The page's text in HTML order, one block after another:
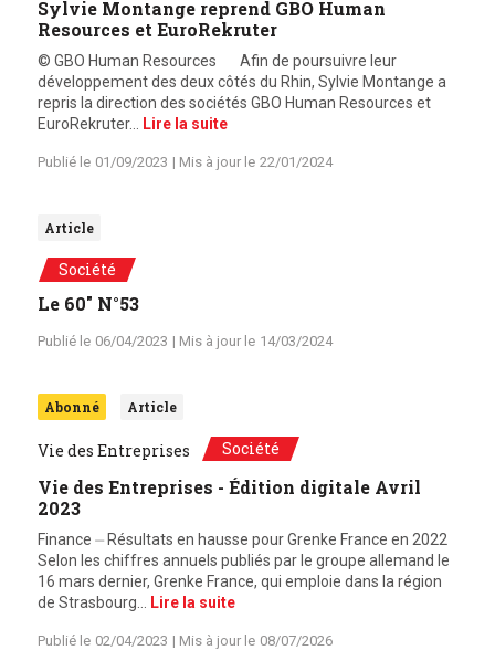
Sylvie Montange reprend GBO Human
Resources et EuroRekruter
© GBO Human Resources Afin de poursuivre leur
développement des deux côtés du Rhin, Sylvie Montange a
repris la direction des sociétés GBO Human Resources et
EuroRekruter…
Lire la suite
Publié le 01/09/2023 | Mis à jour le 22/01/2024
Article
Société
Le 60" N°53
Publié le 06/04/2023 | Mis à jour le 14/03/2024
Abonné Article
Vie des Entreprises Société
Vie des Entreprises - Édition digitale Avril
2023
Finance ⏤ Résultats en hausse pour Grenke France en 2022
Selon les chiffres annuels publiés par le groupe allemand le
16 mars dernier, Grenke France, qui emploie dans la région
de Strasbourg…
Lire la suite
Publié le 02/04/2023 | Mis à jour le 08/07/2026